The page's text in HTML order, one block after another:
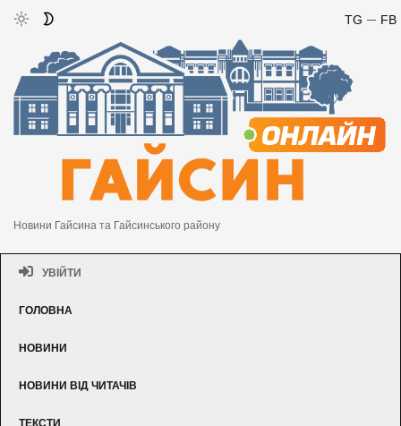
FB
TG
Новини Гайсина та Гайсинського району
УВІЙТИ
ГОЛОВНА
НОВИНИ
НОВИНИ ВІД ЧИТАЧІВ
ТЕКСТИ